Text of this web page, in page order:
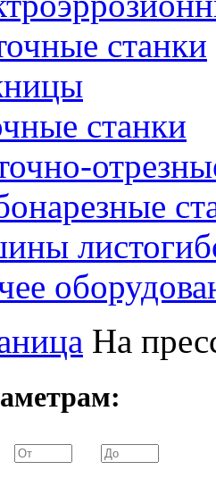
станки
станки
На